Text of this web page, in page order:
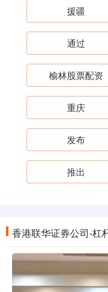
援疆
通过
榆林股票配资
重庆
发布
推出
香港联华证券公司-杠